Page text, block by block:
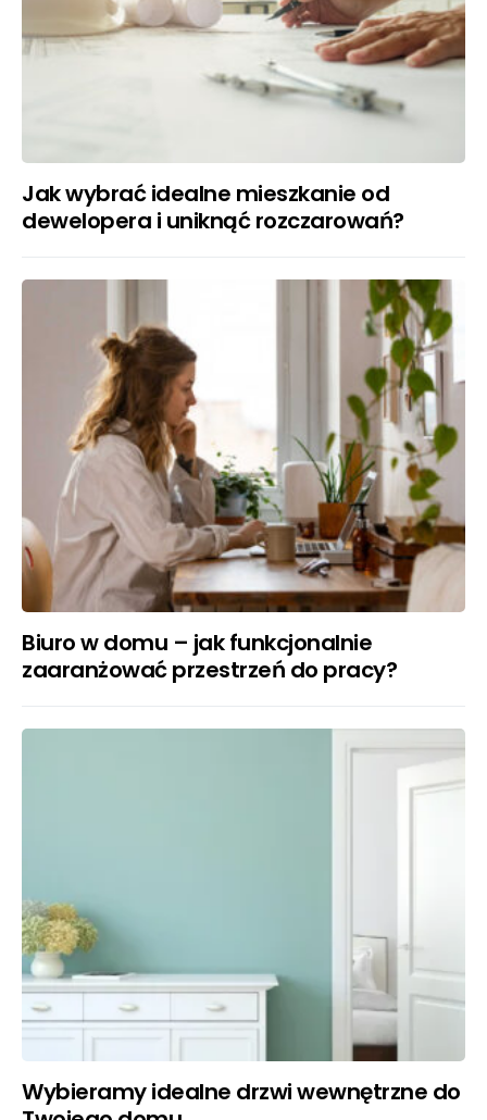
Jak wybrać idealne mieszkanie od
dewelopera i uniknąć rozczarowań?
Biuro w domu – jak funkcjonalnie
zaaranżować przestrzeń do pracy?
Wybieramy idealne drzwi wewnętrzne do